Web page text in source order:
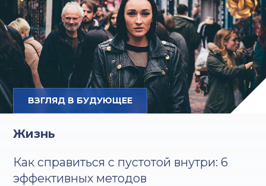
ВЗГЛЯД В БУДУЮЩЕЕ
Жизнь
Как справиться с пустотой внутри: 6
эффективных методов